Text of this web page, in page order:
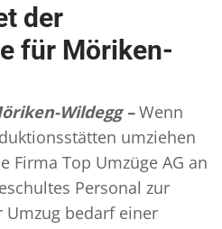
der
für Möriken-
Wildegg – Wenn
umziehen
Firma Top Umzüge AG an
Personal zur
Umzug bedarf einer